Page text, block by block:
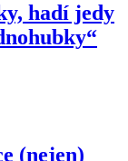
hadí jedy
(nejen)